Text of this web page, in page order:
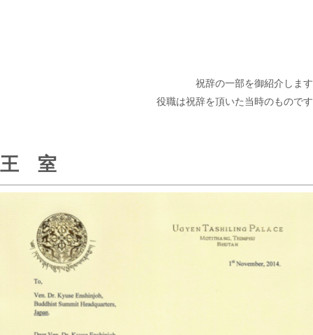
祝辞の一部を御紹介します
役職は祝辞を頂いた当時のものです
王 室